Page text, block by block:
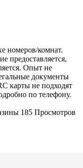
номеров/комнат.
предоставляется,
Опыт не
документы
карты не подходят
по телефону.
185 Просмотров